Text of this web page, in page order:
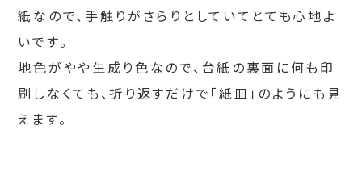
紙なので、手触りがさらりとしていてとても心地よ
いです。
地色がやや生成り色なので、台紙の裏面に何も印
刷しなくても、折り返すだけで「紙皿」のようにも見
えます。